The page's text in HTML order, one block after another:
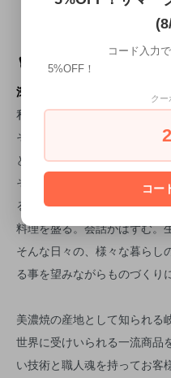
深山（ミヤマ）
私たちが大切にしていること
それは、お客様が器を見て、
と。
そして、丁寧なものづくり、
ること。
料理を盛る。会話がはずむ。
そんな日々の、様々な暮らし
る事を望みながらものづくり
美濃焼の産地として知られる
世界に受けいられる一流商品
い技術と職人魂を持ってお客
コード入力
5%OFF！ 期間中
クー
コー